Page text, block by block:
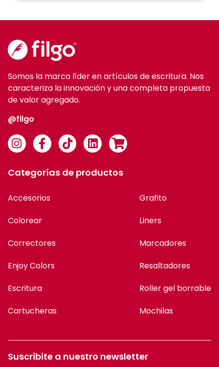
Somos la marca líder en artículos de escritura. Nos
caracteriza la innovación y una completa propuesta
de valor agregado.
@filgo
Categorías de productos
Accesorios
Colorear
Correctores
Enjoy Colors
Escritura
Cartucheras
Grafito
Liners
Marcadores
Resaltadores
Roller gel borrable
Mochilas
Suscribite a nuestro newsletter